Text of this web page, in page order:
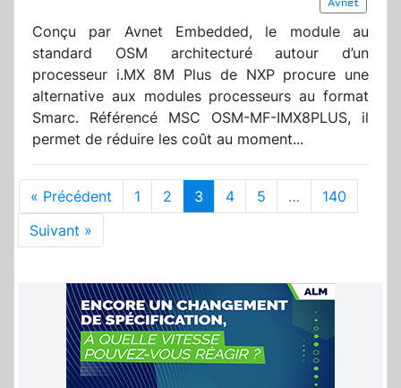
Avnet
Conçu par Avnet Embedded, le module au
standard OSM architecturé autour d’un
processeur i.MX 8M Plus de NXP procure une
alternative aux modules processeurs au format
Smarc. Référencé MSC OSM-MF-IMX8PLUS, il
permet de réduire les coût au moment...
« Précédent 1 2 3 4 5 …
140
Suivant »